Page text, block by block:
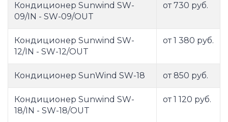
Кондиционер Sunwind SW-
09/IN - SW-09/OUT
от 730 руб.
Кондиционер Sunwind SW-
12/IN - SW-12/OUT
от 1 380 руб.
Кондиционер SunWind SW-18 от 850 руб.
Кондиционер Sunwind SW-
18/IN - SW-18/OUT
от 1 120 руб.